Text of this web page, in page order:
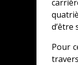
d’être
Pour